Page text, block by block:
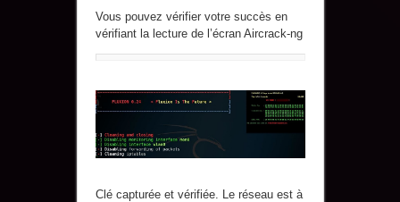
Vous pouvez vérifier votre succès en
vérifiant la lecture de l’écran Aircrack-ng
Clé capturée et vérifiée. Le réseau est à